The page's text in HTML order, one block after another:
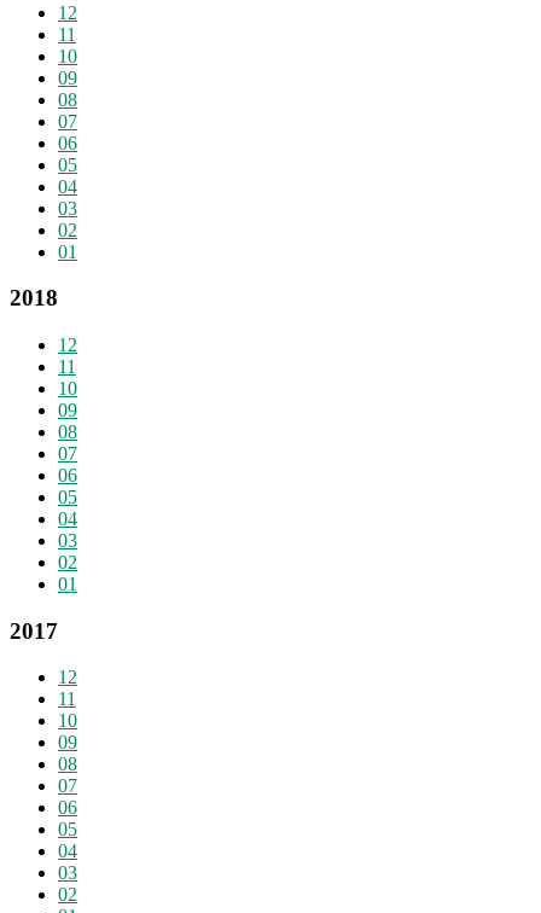
12
11
10
09
08
07
06
05
04
03
02
01
2018
12
11
10
09
08
07
06
05
04
03
02
01
2017
12
11
10
09
08
07
06
05
04
03
02